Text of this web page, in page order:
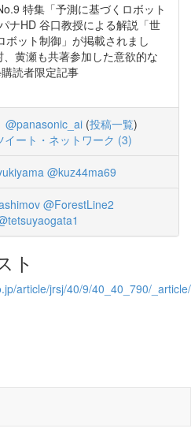
特集「予測に基づくロボット
ナHD 谷口教授による解説「世
ット制御」が掲載されまし
黄瀬も共著参加した意欲的な
読者限定記事
@panasonic_ai (投稿一覧)
イート・ネットワーク (3)
@kuz44ma69
@ForestLine2
ト
article/jrsj/40/9/40_40_790/